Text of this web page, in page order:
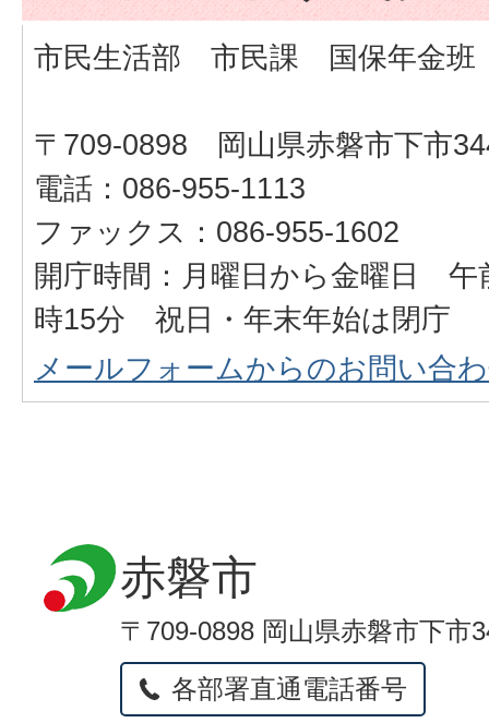
市民生活部 市民課 国保年金班
〒709-0898 岡山県赤磐市下市
電話：086-955-1113
ファックス：086-955-1602
開庁時間：月曜日から金曜日 午
時15分 祝日・年末年始は閉庁
メールフォームからのお問い合
赤磐市
〒709-0898 岡山県赤磐市下市
各部署直通電話番号